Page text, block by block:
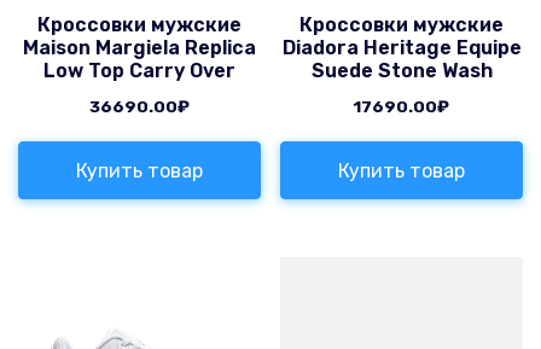
Кроссовки мужские
Maison Margiela Replica
Low Top Carry Over
36690.00₽
Купить товар
Кроссовки мужские
Diadora Heritage Equipe
Suede Stone Wash
17690.00₽
Купить товар